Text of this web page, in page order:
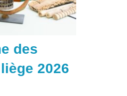
des
2026